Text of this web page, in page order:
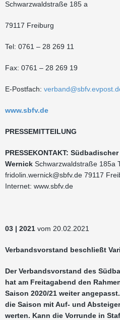
Schwarzwaldstraße 185 a
79117 Freiburg
Tel: 0761 – 28 269 11
Fax: 0761 – 28 269 19
E-Postfach:
www.sbfv.de
PRESSEMITTEILUNG
PRESSEKONTAKT:
Wernick Schwarzwaldstraße 185a
fridolin.wernick@sbfv.de 79117
Internet: www.sbfv.de
03 | 2021 vom 20.02.2021
Verbandsvorstand beschließt
Der Verbandsvorstand des
hat am Freitagabend den
Saison 2020/21 weiter
die Saison mit Auf- und
werten. Kann die Vorrunde in